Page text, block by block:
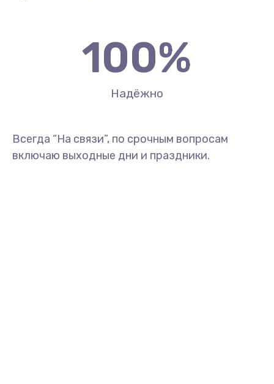
100%
Надёжно
Всегда “На связи”, по срочным вопросам
включаю выходные дни и праздники.